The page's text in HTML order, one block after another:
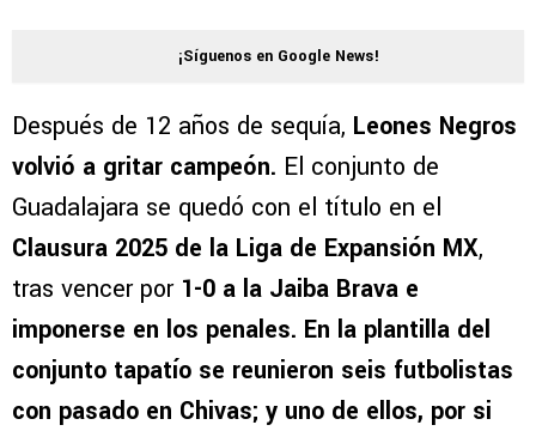
¡Síguenos en Google News!
Después de 12 años de sequía, Leones Negros
volvió a gritar campeón. El conjunto de
Guadalajara se quedó con el título en el
Clausura 2025 de la Liga de Expansión MX,
tras vencer por1-0 a la Jaiba Brava e
imponerse en los penales. En la plantilla del
conjunto tapatío se reunieron seis futbolistas
con pasado en Chivas; y uno de ellos, por si